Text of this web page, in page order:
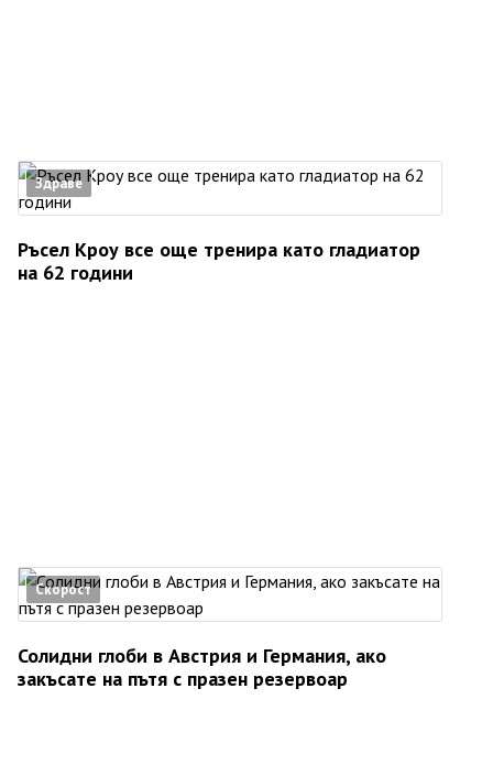
Здраве
Ръсел Кроу все още тренира като гладиатор
на 62 години
Скорост
Солидни глоби в Австрия и Германия, ако
закъсате на пътя с празен резервоар